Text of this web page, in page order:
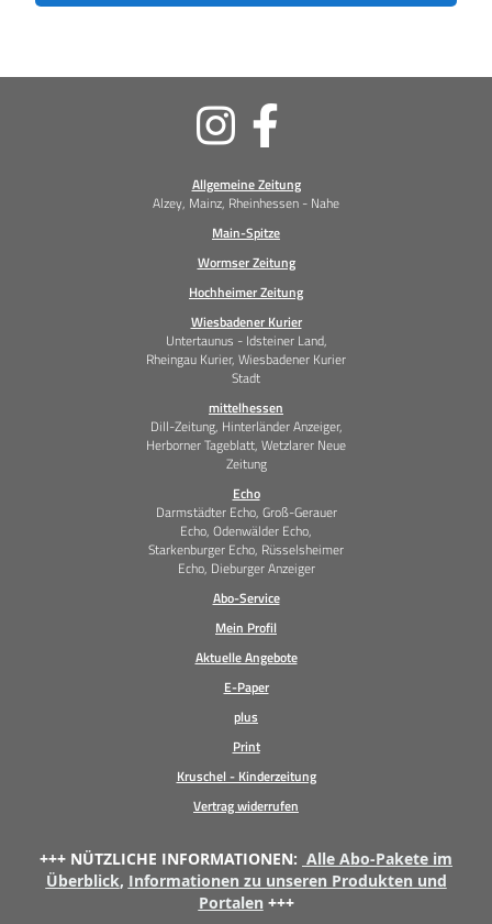
Allgemeine Zeitung
Alzey, Mainz, Rheinhessen - Nahe
Main-Spitze
Wormser Zeitung
Hochheimer Zeitung
Wiesbadener Kurier
Untertaunus - Idsteiner Land,
Rheingau Kurier, Wiesbadener Kurier
Stadt
mittelhessen
Dill-Zeitung, Hinterländer Anzeiger,
Herborner Tageblatt, Wetzlarer Neue
Zeitung
Echo
Darmstädter Echo, Groß-Gerauer
Echo, Odenwälder Echo,
Starkenburger Echo, Rüsselsheimer
Echo, Dieburger Anzeiger
Abo-Service
Mein Profil
Aktuelle Angebote
E-Paper
plus
Print
Kruschel - Kinderzeitung
Vertrag widerrufen
Soziale
Medien
+++ NÜTZLICHE INFORMATIONEN: Alle Abo-Pakete im
Überblick, Informationen zu unseren Produkten und
Portalen +++